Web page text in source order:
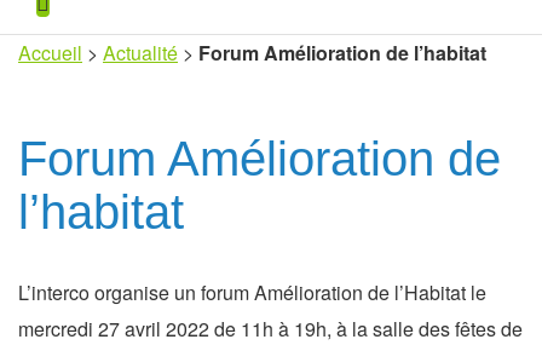
Accueil > Actualité > Forum Amélioration de l’habitat
Forum Amélioration de
l’habitat
L’interco organise un forum Amélioration de l’Habitat le
mercredi 27 avril 2022 de 11h à 19h, à la salle des fêtes de